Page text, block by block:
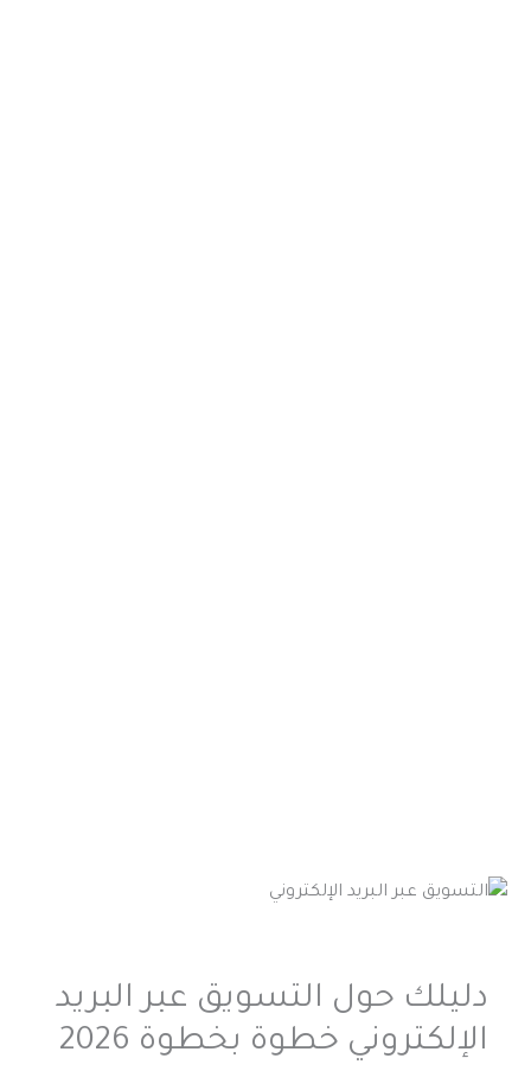
دليلك حول التسويق عبر البريد
الإلكتروني خطوة بخطوة 2026